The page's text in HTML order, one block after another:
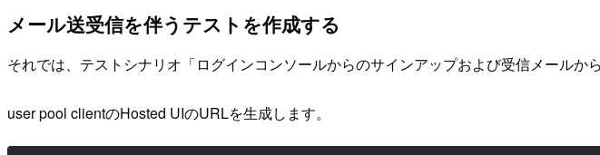
メール送受信を伴うテストを作成する
それでは、テストシナリオ「ログインコンソールからのサインアップおよび受信メールか
user pool clientのHosted UIのURLを生成します。